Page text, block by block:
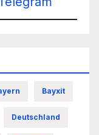
Bayxit
Deutschland